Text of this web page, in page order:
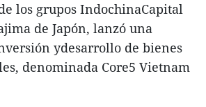
los grupos IndochinaCapital
de Japón, lanzó una
ydesarrollo de bienes
denominada Core5 Vietnam